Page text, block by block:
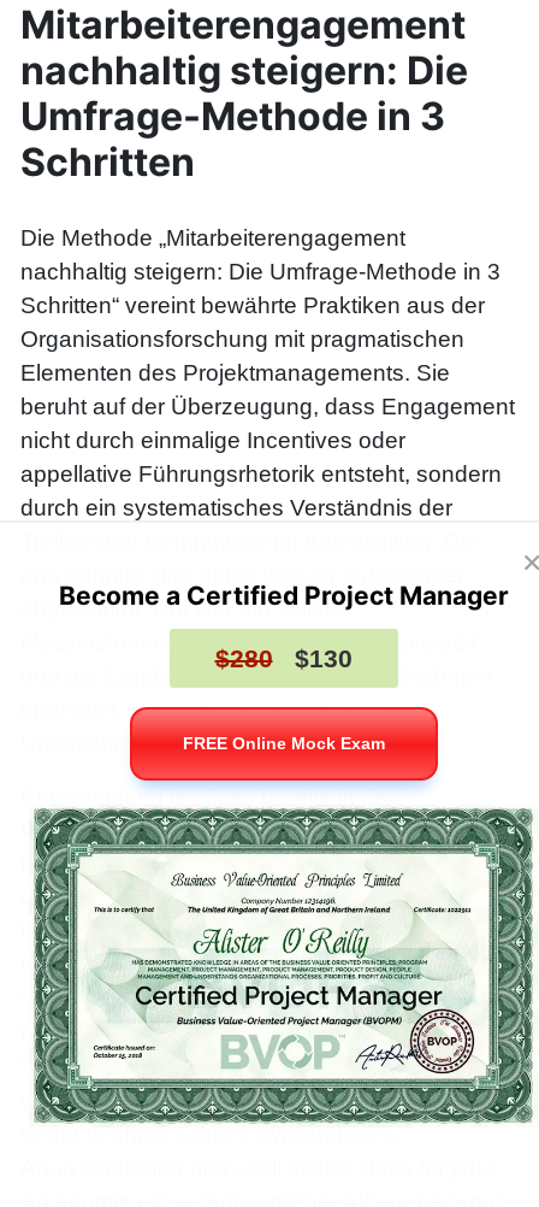
Mitarbeiterengagement
nachhaltig steigern: Die
Umfrage-Methode in 3
Schritten
Die Methode „Mitarbeiterengagement
nachhaltig steigern: Die Umfrage-Methode in 3
Schritten“ vereint bewährte Praktiken aus der
Organisationsforschung mit pragmatischen
Elementen des Projektmanagements. Sie
beruht auf der Überzeugung, dass Engagement
nicht durch einmalige Incentives oder
appellative Führungsrhetorik entsteht, sondern
durch ein systematisches Verständnis der
abgestimmt: Nur wer ein valides
Messinstrument entwickelt, gekonnt einsetzt
und die Ergebnisse in handfeste Maßnahmen
übersetzt, erzeugt einen spürbaren
Unterschied.
Entscheidend ist, dass bereits in der
Planungsphase die spätere
Handlungsperspektive mitgedacht wird. Viele
Organisationen formulieren Fragebögen
losgelöst von den Ressourcen und
Einflussbereichen, die ihnen tatsächlich zur
Verfügung stehen. Die Folge sind aggregierte
Durchschnittswerte, die niemanden zur
Verantwortung ziehen und in Schubladen
verschwinden. Die hier vorgestellte Methode
Become a Certified Project Manager
$280 $130
FREE Online Mock Exam